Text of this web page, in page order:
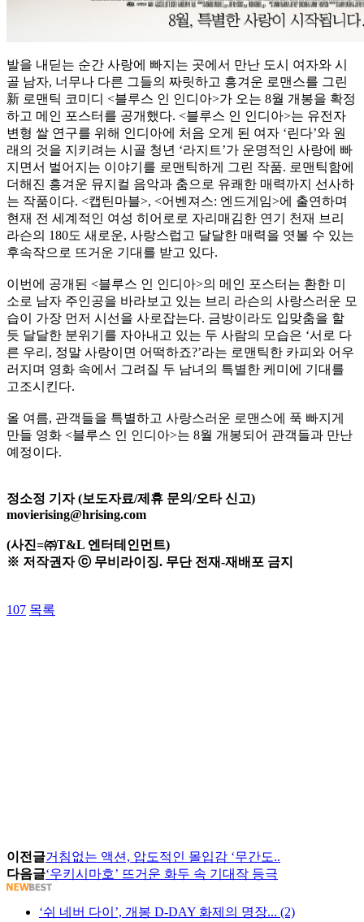
발을 내딛는 순간 사랑에 빠지는 곳에서 만난 도시 여자와 시
골 남자, 너무나 다른 그들의 짜릿하고 흥겨운 로맨스를 그린
新 로맨틱 코미디 <블루스 인 인디아>가 오는 8월 개봉을 확정
하고 메인 포스터를 공개했다. <블루스 인 인디아>는 유전자
변형 쌀 연구를 위해 인디아에 처음 오게 된 여자 ‘린다’와 원
래의 것을 지키려는 시골 청년 ‘라지트’가 운명적인 사랑에 빠
지면서 벌어지는 이야기를 로맨틱하게 그린 작품. 로맨틱함에
더해진 흥겨운 뮤지컬 음악과 춤으로 유쾌한 매력까지 선사하
는 작품이다. <캡틴마블>, <어벤져스: 엔드게임>에 출연하며
현재 전 세계적인 여성 히어로로 자리매김한 연기 천재 브리
라슨의 180도 새로운, 사랑스럽고 달달한 매력을 엿볼 수 있는
후속작으로 뜨거운 기대를 받고 있다.
이번에 공개된 <블루스 인 인디아>의 메인 포스터는 환한 미
소로 남자 주인공을 바라보고 있는 브리 라슨의 사랑스러운 모
습이 가장 먼저 시선을 사로잡는다. 금방이라도 입맞춤을 할
듯 달달한 분위기를 자아내고 있는 두 사람의 모습은 ‘서로 다
른 우리, 정말 사랑이면 어떡하죠?’라는 로맨틱한 카피와 어우
러지며 영화 속에서 그려질 두 남녀의 특별한 케미에 기대를
고조시킨다.
올 여름, 관객들을 특별하고 사랑스러운 로맨스에 푹 빠지게
만들 영화 <블루스 인 인디아>는 8월 개봉되어 관객들과 만난
예정이다.
정소정 기자 (보도자료/제휴 문의/오타 신고)
movierising@hrising.com
(사진=㈜T&L 엔터테인먼트)
※ 저작권자 ⓒ 무비라이징. 무단 전재-재배포 금지
107 목록
이전글거침없는 액션, 압도적인 몰입감 ‘무간도..
다음글‘우키시마호’ 뜨거운 화두 속 기대작 등극
‘쉬 네버 다이’, 개봉 D-DAY 화제의 명장... (2)